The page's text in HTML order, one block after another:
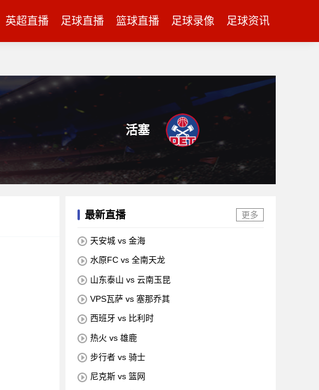
英超直播 足球直播 篮球直播 足球录像 足球资讯
活塞
最新直播 更多
天安城 vs 金海
水原FC vs 全南天龙
山东泰山 vs 云南玉昆
VPS瓦萨 vs 塞那乔其
西班牙 vs 比利时
热火 vs 雄鹿
步行者 vs 骑士
尼克斯 vs 篮网